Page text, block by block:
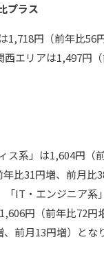
プラス
円（前年比56
エリアは1,497円
系」は1,604円（
比31円増、前月比
IT・エンジニア系
円（前年比72
前月13円増）とな